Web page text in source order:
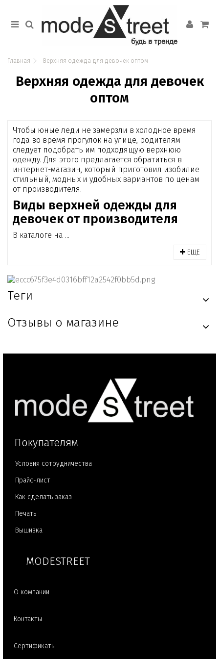
Главная Верхняя одежда для девочек оптом
Верхняя одежда для девочек
оптом
Чтобы юные леди не замерзли в холодное время
года во время прогулок на улице, родителям
следует подобрать им подходящую верхнюю
одежду. Для этого предлагается обратиться в
интернет-магазин, который приготовил изобилие
стильный, модных и удобных вариантов по ценам
от производителя.
Виды верхней одежды для
девочек от производителя
В каталоге на ...
ЕЩЕ
Теги
Отзывы о магазине
Покупателям
Условия сотрудничества
Прайс-лист
Как сделать заказ
Печать
Вышивка
MODESTREET
О компании
Контакты
Сертификаты